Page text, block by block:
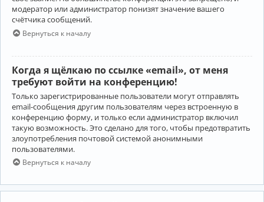
модератор или администратор понизят значение вашего
счётчика сообщений.
Вернуться к началу
Когда я щёлкаю по ссылке «email», от меня
требуют войти на конференцию!
Только зарегистрированные пользователи могут отправлять
email-сообщения другим пользователям через встроенную в
конференцию форму, и только если администратор включил
такую возможность. Это сделано для того, чтобы предотвратить
злоупотребления почтовой системой анонимными
пользователями.
Вернуться к началу